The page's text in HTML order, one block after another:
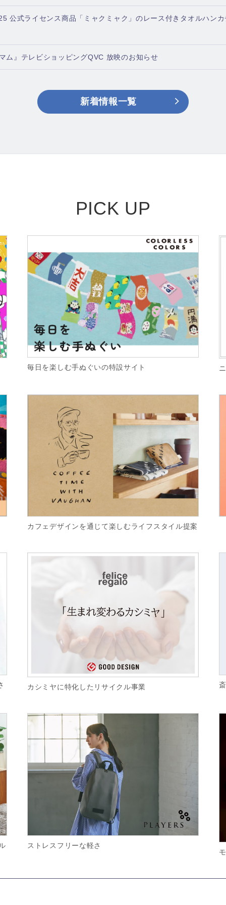
公式ライセンス商品「ミャクミャク」のレース付きタオルハン
ム』テレビショッピングQVC 放映のお知らせ
新着情報一覧
PICK UP
毎日を楽しむ手ぬぐいの特設サイト
カフェデザインを通じて楽しむライフスタイル提案
カシミヤに特化したリサイクル事業
ストレスフリーな軽さ